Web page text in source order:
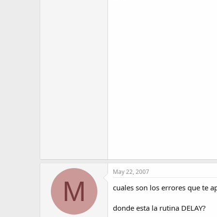
M
May 22, 2007
cuales son los errores que te
donde esta la rutina DELAY?